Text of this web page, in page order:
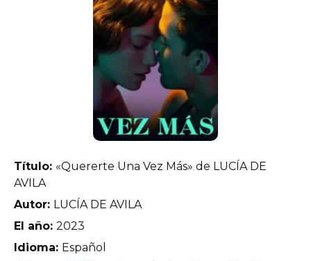
Título: «Quererte Una Vez Más» de LUCÍA DE
AVILA
Autor: LUCÍA DE AVILA
El año: 2023
Idioma: Español